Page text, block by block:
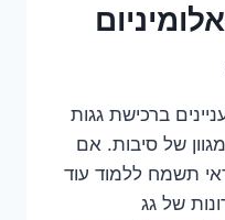
ברכישת גגות
של סיבות. אם
תשמח ללמוד עוד
של גג